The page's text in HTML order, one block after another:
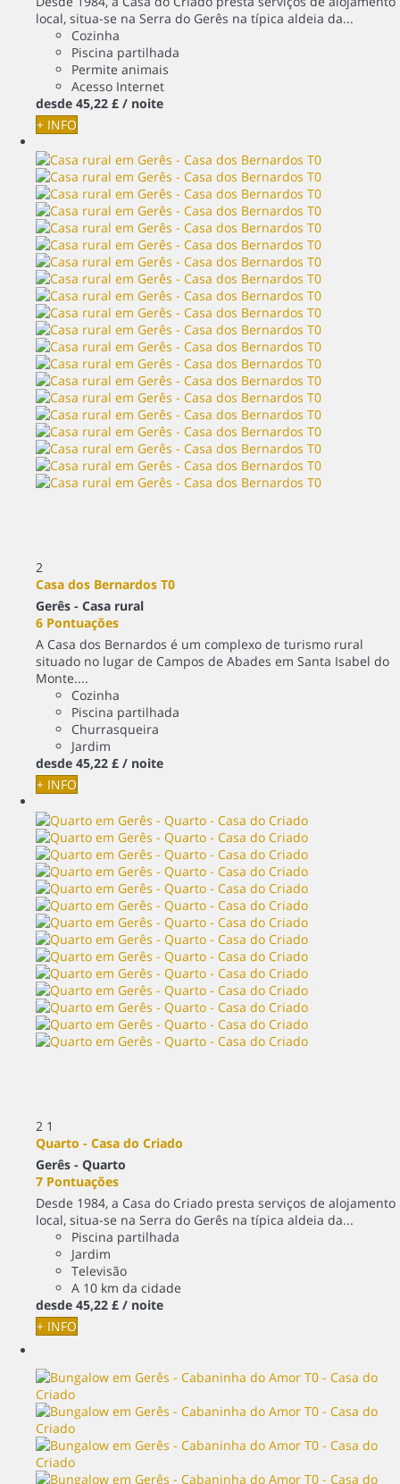
local, situa-se na Serra do Gerês na típica aldeia da...
Cozinha
Piscina partilhada
Permite animais
Acesso Internet
desde 45,22 £ / noite
+ INFO
2
Casa dos Bernardos T0
Gerês - Casa rural
6 Pontuações
A Casa dos Bernardos é um complexo de turismo rural
situado no lugar de Campos de Abades em Santa Isabel do
Monte....
Cozinha
Piscina partilhada
Churrasqueira
Jardim
desde 45,22 £ / noite
+ INFO
2 1
Quarto - Casa do Criado
Gerês - Quarto
7 Pontuações
Desde 1984, a Casa do Criado presta serviços de alojamento
local, situa-se na Serra do Gerês na típica aldeia da...
Piscina partilhada
Jardim
Televisão
A 10 km da cidade
desde 45,22 £ / noite
+ INFO